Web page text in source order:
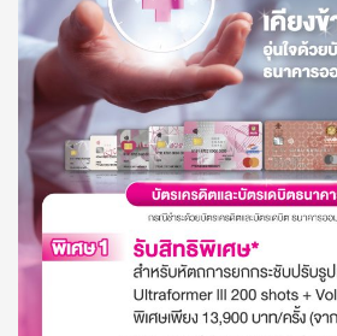
บริการออนไลน์
TH
EN
GSB Society